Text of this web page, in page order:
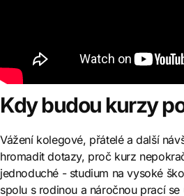
Kdy budou kurzy
Vážení kolegové, přátelé a další
hromadit dotazy, proč kurz
jednoduché - studium na vysoké
spolu s rodinou a náročnou prací